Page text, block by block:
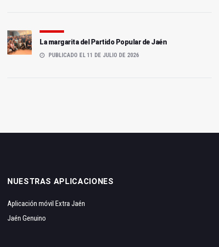
La margarita del Partido Popular de Jaén
PUBLICADO EL 11 DE JULIO DE 2026
NUESTRAS APLICACIONES
Aplicación móvil Extra Jaén
Jaén Genuino